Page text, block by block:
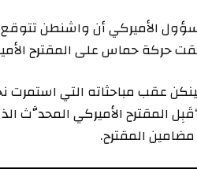
الأميركي أن واشنطن
حركة حماس على المقترح
“قَبِل المقترح الأميركي
المقترح.